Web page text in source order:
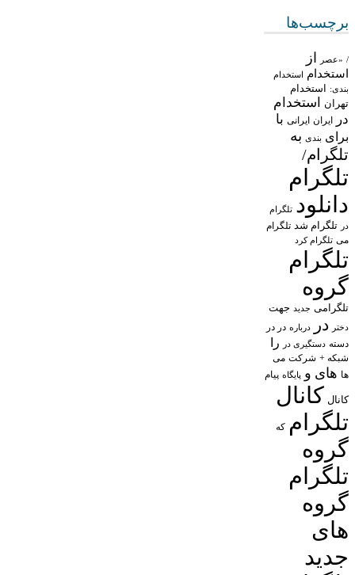
برچسب‌ها
/ «عصر از
استخدام استخدام
بندی: استخدام
تهران
استخدام
در
ایران ایرانی با
برای بندی به
تلگرام/
تلگرام
دانلود تلگرام
در تلگرام شد تلگرام
می تلگرام کرد
تلگرام
گروه
تلگرامی جدید جهت
دختر در درباره در در
دسته دستگیری در را
شبکه + شرکت می
ها های و پایگاه پیام
کانال کانال
تلگرام که
گروه
تلگرام
گروه
های
جدید